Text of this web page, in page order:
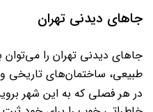
جاهای دیدنی تهران
جاهای دیدنی تهران را
طبیعی، ساختمان‌های تاریخی و
در هر فصلی که به این شهر